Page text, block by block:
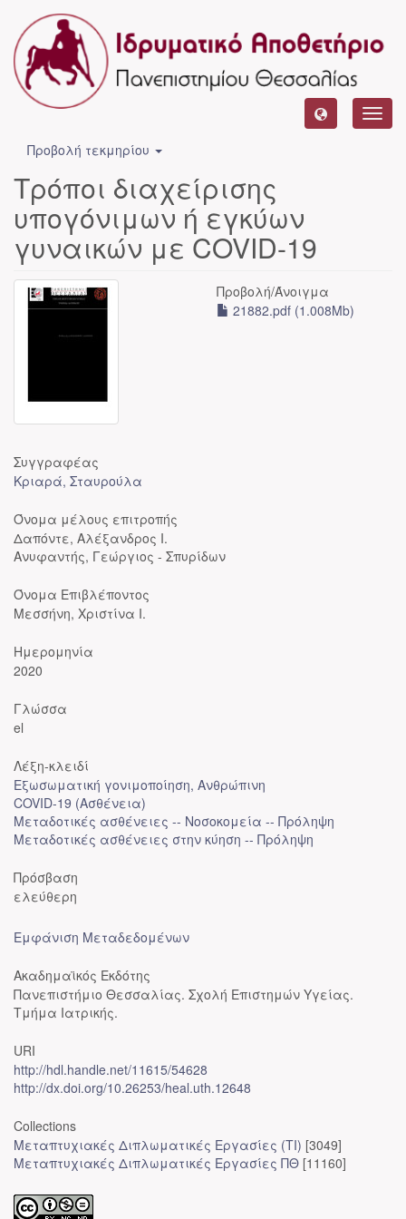
Προβολή τεκμηρίου
Τρόποι διαχείρισης
υπογόνιμων ή εγκύων
γυναικών με COVID-19
Προβολή/Άνοιγμα
21882.pdf (1.008Mb)
Συγγραφέας
Κριαρά, Σταυρούλα
Όνομα μέλους επιτροπής
Δαπόντε, Αλέξανδρος Ι.
Ανυφαντής, Γεώργιος - Σπυρίδων
Όνομα Επιβλέποντος
Μεσσήνη, Χριστίνα Ι.
Ημερομηνία
2020
Γλώσσα
el
Λέξη-κλειδί
Εξωσωματική γονιμοποίηση, Ανθρώπινη
COVID-19 (Ασθένεια)
Μεταδοτικές ασθένειες -- Νοσοκομεία -- Πρόληψη
Μεταδοτικές ασθένειες στην κύηση -- Πρόληψη
Πρόσβαση
ελεύθερη
Εμφάνιση Μεταδεδομένων
Ακαδημαϊκός Εκδότης
Πανεπιστήμιο Θεσσαλίας. Σχολή Επιστημών Υγείας.
Τμήμα Ιατρικής.
URI
http://hdl.handle.net/11615/54628
http://dx.doi.org/10.26253/heal.uth.12648
Collections
Μεταπτυχιακές Διπλωματικές Εργασίες (ΤΙ) [3049]
Μεταπτυχιακές Διπλωματικές Εργασίες ΠΘ [11160]